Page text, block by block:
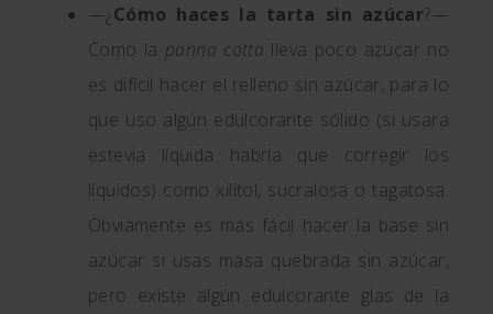
—¿Cómo haces la tarta sin azúcar?—
Como la panna cotta lleva poco azúcar no
es difícil hacer el relleno sin azúcar, para lo
que uso algún edulcorante sólido (si usara
estevia líquida habría que corregir los
líquidos) como xilitol, sucralosa o tagatosa.
Obviamente es más fácil hacer la base sin
azúcar si usas masa quebrada sin azúcar,
pero existe algún edulcorante glas de la